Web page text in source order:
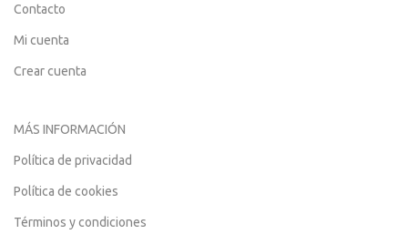
Contacto
Mi cuenta
Crear cuenta
MÁS INFORMACIÓN
Política de privacidad
Política de cookies
Términos y condiciones